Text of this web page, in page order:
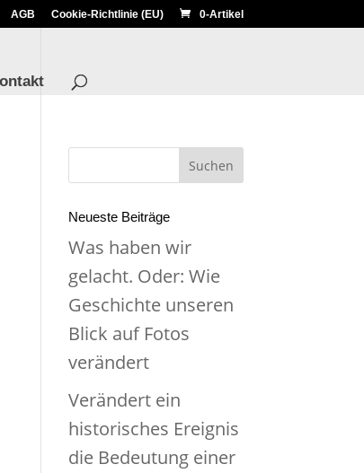
AGB Cookie-Richtlinie (EU) 0-Artikel
Neueste Beiträge
Was haben wir
gelacht. Oder: Wie
Geschichte unseren
Blick auf Fotos
verändert
Verändert ein
historisches Ereignis
die Bedeutung einer